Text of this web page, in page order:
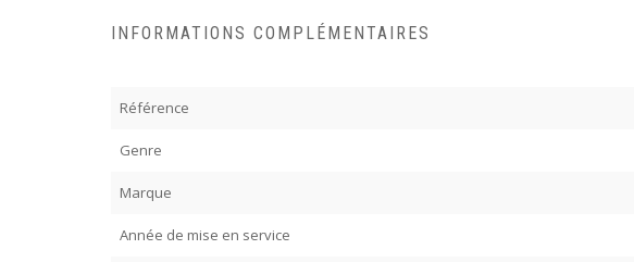
INFORMATIONS COMPLÉMENTAIRES
Référence
Genre
Marque
Année de mise en service